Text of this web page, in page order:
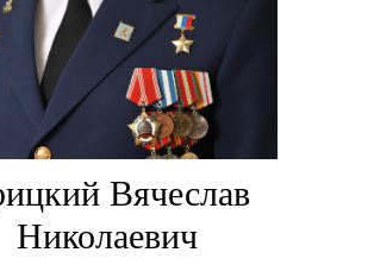
Вячеслав
Николаевич